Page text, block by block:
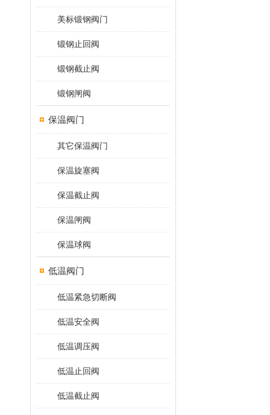
美标锻钢阀门
锻钢止回阀
锻钢截止阀
锻钢闸阀
保温阀门
其它保温阀门
保温旋塞阀
保温截止阀
保温闸阀
保温球阀
低温阀门
低温紧急切断阀
低温安全阀
低温调压阀
低温止回阀
低温截止阀